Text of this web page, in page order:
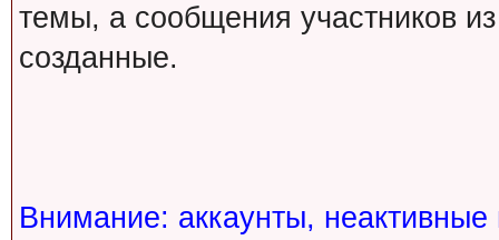
темы, а сообщения участников
созданные.
Внимание: аккаунты,